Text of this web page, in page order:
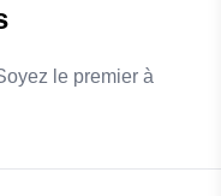
le premier à